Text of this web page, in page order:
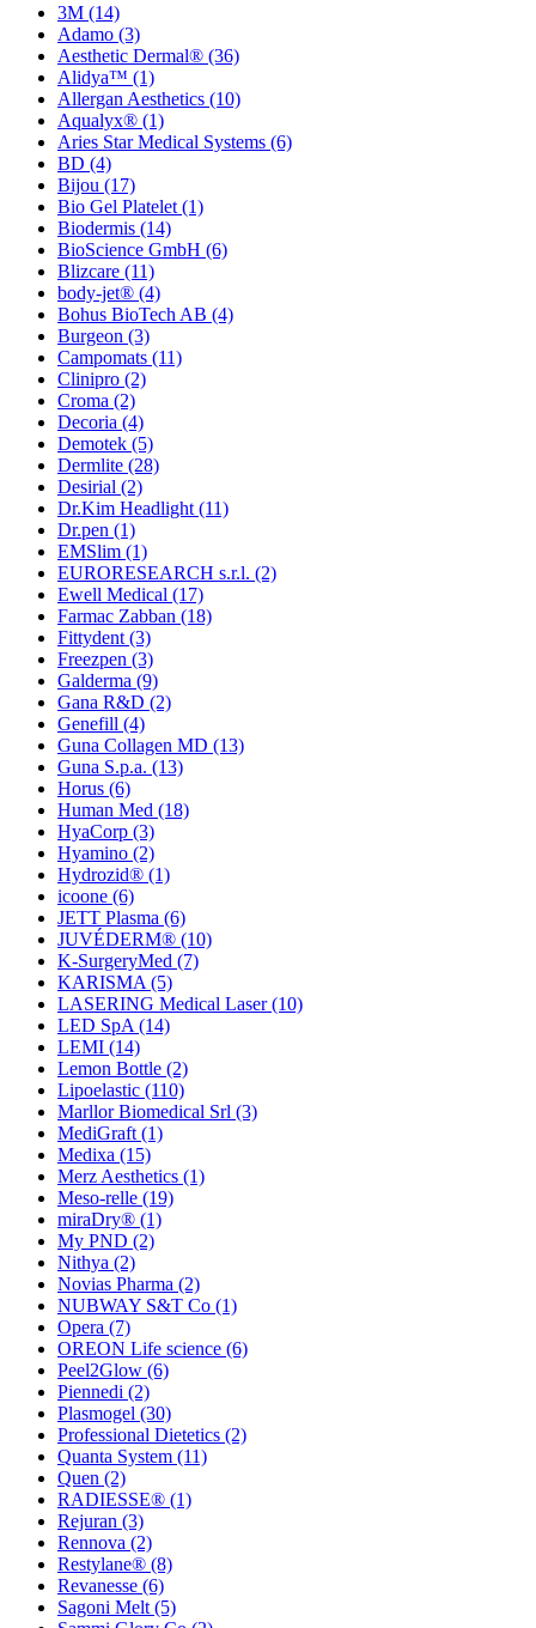
3M (14)
Adamo (3)
Aesthetic Dermal® (36)
Alidya™ (1)
Allergan Aesthetics (10)
Aqualyx® (1)
Aries Star Medical Systems (6)
BD (4)
Bijou (17)
Bio Gel Platelet (1)
Biodermis (14)
BioScience GmbH (6)
Blizcare (11)
body-jet® (4)
Bohus BioTech AB (4)
Burgeon (3)
Campomats (11)
Clinipro (2)
Croma (2)
Decoria (4)
Demotek (5)
Dermlite (28)
Desirial (2)
Dr.Kim Headlight (11)
Dr.pen (1)
EMSlim (1)
EURORESEARCH s.r.l. (2)
Ewell Medical (17)
Farmac Zabban (18)
Fittydent (3)
Freezpen (3)
Galderma (9)
Gana R&D (2)
Genefill (4)
Guna Collagen MD (13)
Guna S.p.a. (13)
Horus (6)
Human Med (18)
HyaCorp (3)
Hyamino (2)
Hydrozid® (1)
icoone (6)
JETT Plasma (6)
JUVÉDERM® (10)
K-SurgeryMed (7)
KARISMA (5)
LASERING Medical Laser(10)
LED SpA (14)
LEMI (14)
Lemon Bottle (2)
Lipoelastic (110)
Marllor Biomedical Srl (3)
MediGraft (1)
Medixa (15)
Merz Aesthetics (1)
Meso-relle (19)
miraDry® (1)
My PND (2)
Nithya (2)
Novias Pharma (2)
NUBWAY S&T Co (1)
Opera (7)
OREON Life science (6)
Peel2Glow (6)
Piennedi (2)
Plasmogel (30)
Professional Dietetics (2)
Quanta System (11)
Quen (2)
RADIESSE® (1)
Rejuran (3)
Rennova (2)
Restylane® (8)
Revanesse (6)
Sagoni Melt (5)